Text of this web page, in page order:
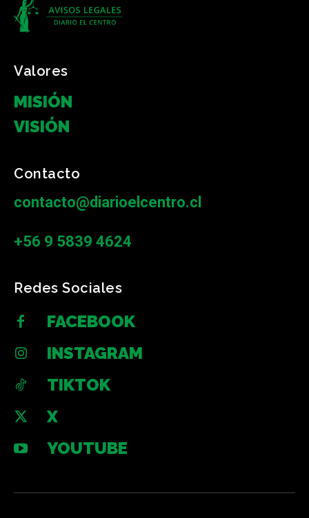
Valores
MISIÓN
VISIÓN
Contacto
contacto@diarioelcentro.cl
+56 9 5839 4624
Redes Sociales
FACEBOOK
INSTAGRAM
TIKTOK
X
YOUTUBE